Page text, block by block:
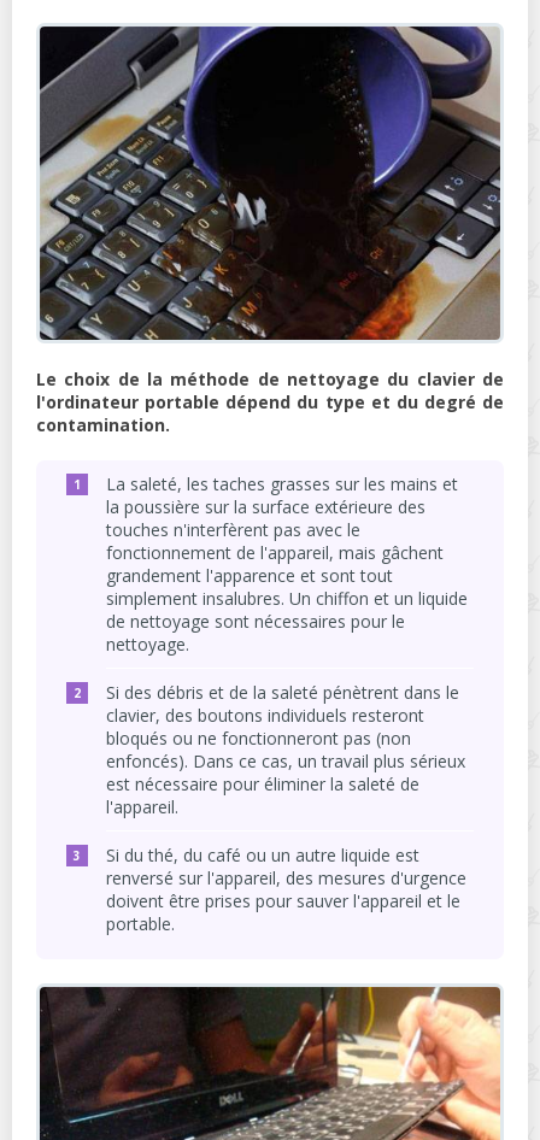
Le choix de la méthode de nettoyage du clavier de
l'ordinateur portable dépend du type et du degré de
contamination.
La saleté, les taches grasses sur les mains et
la poussière sur la surface extérieure des
touches n'interfèrent pas avec le
fonctionnement de l'appareil, mais gâchent
grandement l'apparence et sont tout
simplement insalubres. Un chiffon et un liquide
de nettoyage sont nécessaires pour le
nettoyage.
Si des débris et de la saleté pénètrent dans le
clavier, des boutons individuels resteront
bloqués ou ne fonctionneront pas (non
enfoncés). Dans ce cas, un travail plus sérieux
est nécessaire pour éliminer la saleté de
l'appareil.
Si du thé, du café ou un autre liquide est
renversé sur l'appareil, des mesures d'urgence
doivent être prises pour sauver l'appareil et le
portable.